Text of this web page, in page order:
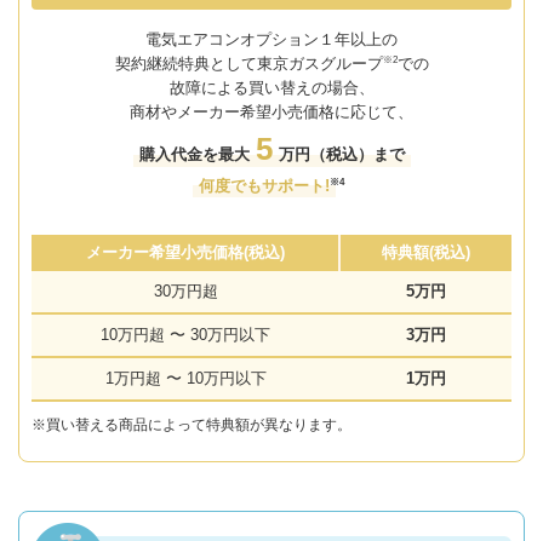
電気エアコンオプション １ 年以上の
契約継続特典として東京ガスグループ※2での
故障による買い替えの場合、
商材やメーカー希望小売価格に応じて、
購入代金を最大 5 万円（税込）まで
何度でもサポート!※4
メーカー希望小売価格(税込) 特典額(税込)
30万円超 5万円
10万円超 〜 30万円以下 3万円
1万円超 〜 10万円以下 1万円
※買い替える商品によって特典額が異なります。